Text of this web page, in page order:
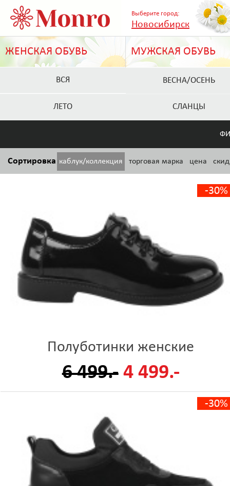
Выберите город:
Новосибирск
ЖЕНСКАЯ ОБУВЬ МУЖСКАЯ ОБУВЬ
ВСЯ ВЕСНА/ОСЕНЬ
ЛЕТО СЛАНЦЫ
Сортировка каблук/коллекция торговая марка цена
-30%
Полуботинки женские
6 499.- 4 499.-
-30%